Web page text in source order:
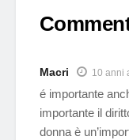
Macri 10 anni
é importante
importante il
donna è